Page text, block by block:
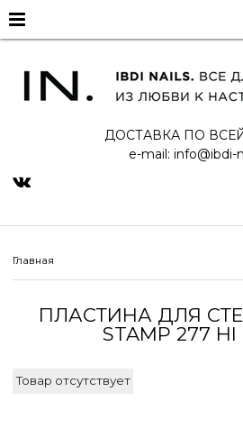
ДОСТАВКА ПО
e-mail: info@ibdi-
Главная
ПЛАСТИНА ДЛЯ
STAMP 277 HI
Товар отсутствует